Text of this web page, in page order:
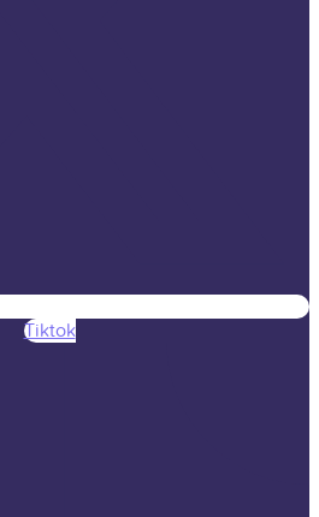
Tiktok